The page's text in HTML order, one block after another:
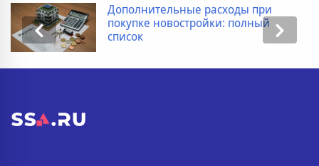
Дополнительные расходы при
покупке новостройки: полный
список